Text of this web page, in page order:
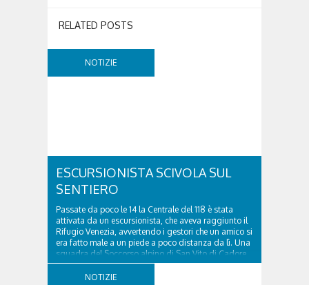
RELATED POSTS
NOTIZIE
ESCURSIONISTA SCIVOLA SUL
SENTIERO
Passate da poco le 14 la Centrale del 118 è stata
attivata da un escursionista, che aveva raggiunto il
Rifugio Venezia, avvertendo i gestori che un amico si
era fatto male a un piede a poco distanza da lì. Una
squadra del Soccorso alpino di San Vito di Cadore
ha quindi raggiunto l'infortunato...
NOTIZIE